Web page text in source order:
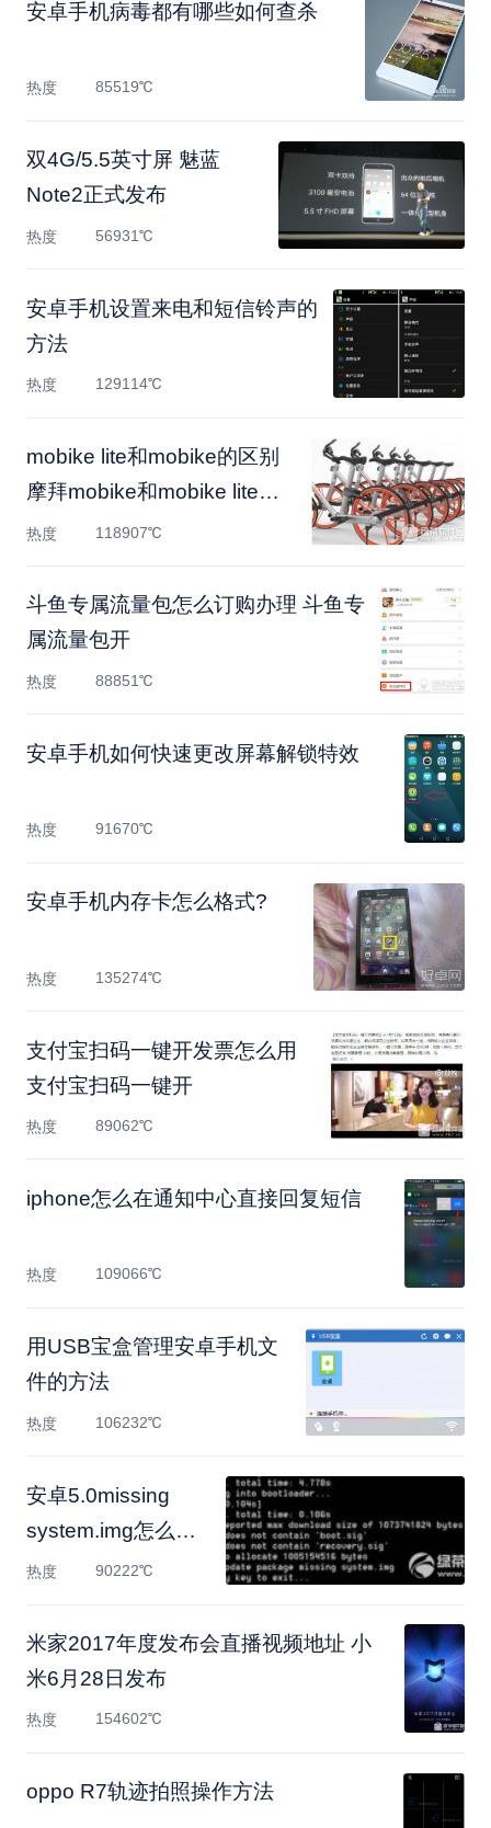
安卓手机病毒都有哪些如何查杀
热度 85519℃
双4G/5.5英寸屏 魅蓝
Note2正式发布
热度 56931℃
安卓手机设置来电和短信铃声的
方法
热度 129114℃
mobike lite和mobike的区别
摩拜mobike和mobike lite对
比
热度 118907℃
斗鱼专属流量包怎么订购办理 斗鱼专
属流量包开
热度 88851℃
安卓手机如何快速更改屏幕解锁特效
热度 91670℃
安卓手机内存卡怎么格式?
热度 135274℃
支付宝扫码一键开发票怎么用
支付宝扫码一键开
热度 89062℃
iphone怎么在通知中心直接回复短信
热度 109066℃
用USB宝盒管理安卓手机文
件的方法
热度 106232℃
安卓5.0missing
system.img怎么
办？
热度 90222℃
米家2017年度发布会直播视频地址 小
米6月28日发布
热度 154602℃
oppo R7轨迹拍照操作方法